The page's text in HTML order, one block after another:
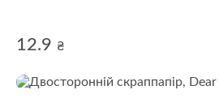
12.9 ₴